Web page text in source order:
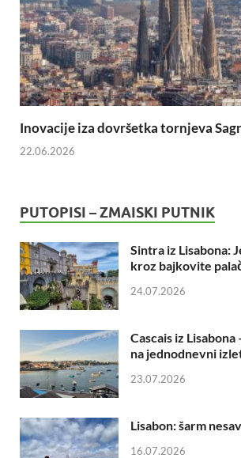
Inovacije iza dovršetka tornjeva
22.06.2026
PUTOPISI – ZMAISKI PUTNIK
Sintra iz Lisabona:
kroz bajkovite
24.07.2026
Cascais iz
na jednodnevni
23.07.2026
Lisabon: šarm
16.07.2026